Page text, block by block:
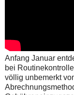
Anfang Januar
bei
völlig unbemerkt